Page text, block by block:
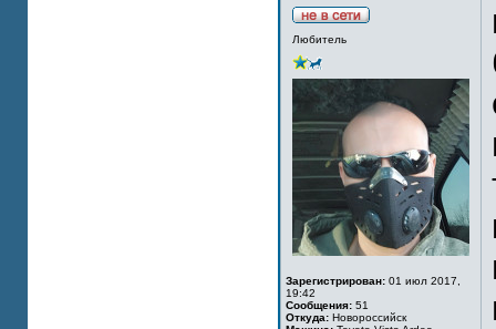
Любитель
Зарегистрирован: 01 июл 2017,
19:42
Сообщения: 51
Откуда: Новороссийск